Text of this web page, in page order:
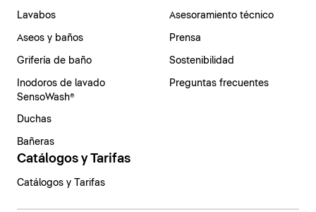
Lavabos
Aseos y baños
Grifería de baño
Inodoros de lavado
SensoWash®
Duchas
Bañeras
Asesoramiento técnico
Prensa
Sostenibilidad
Preguntas frecuentes
Catálogos y Tarifas
Catálogos y Tarifas